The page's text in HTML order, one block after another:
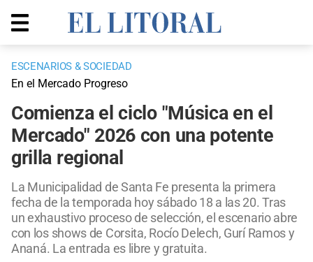
ESCENARIOS & SOCIEDAD
En el Mercado Progreso
Comienza el ciclo "Música en el
Mercado" 2026 con una potente
grilla regional
La Municipalidad de Santa Fe presenta la primera
fecha de la temporada hoy sábado 18 a las 20. Tras
un exhaustivo proceso de selección, el escenario abre
con los shows de Corsita, Rocío Delech, Gurí Ramos y
Ananá. La entrada es libre y gratuita.